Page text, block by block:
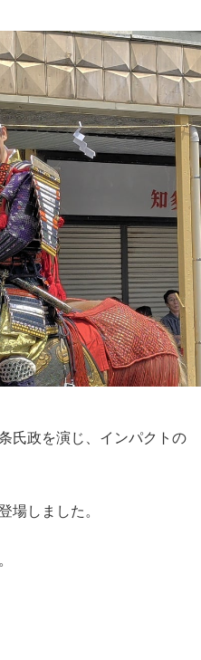
氏政を演じ、インパクトの
場しました。